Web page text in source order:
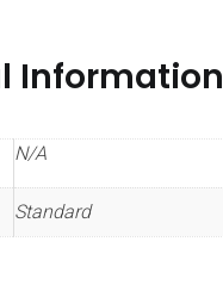
Information
N/A
Standard